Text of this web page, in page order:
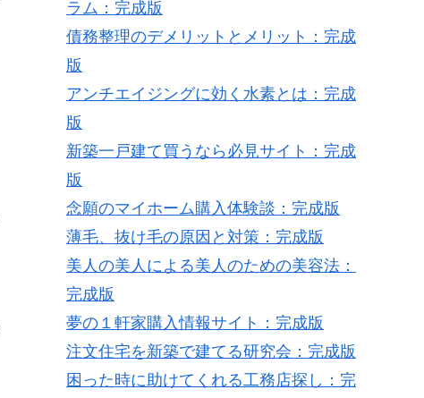
ラム：完成版
債務整理のデメリットとメリット：完成
版
アンチエイジングに効く水素とは：完成
版
新築一戸建て買うなら必見サイト：完成
版
念願のマイホーム購入体験談：完成版
薄毛、抜け毛の原因と対策：完成版
美人の美人による美人のための美容法：
完成版
夢の１軒家購入情報サイト：完成版
注文住宅を新築で建てる研究会：完成版
困った時に助けてくれる工務店探し：完